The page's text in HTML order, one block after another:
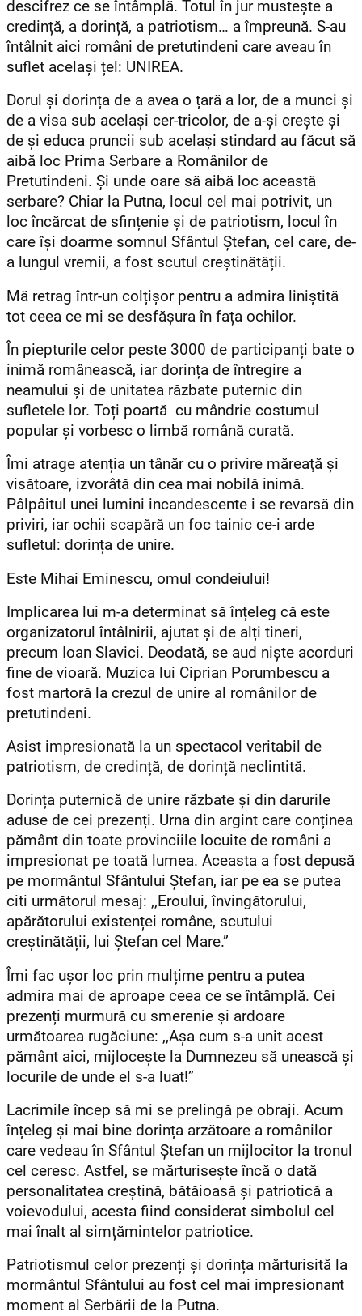
descifrez ce se întâmplă. Totul în jur mustește a
credință, a dorință, a patriotism… a împreună. S-au
întâlnit aici români de pretutindeni care aveau în
suflet același țel: UNIREA.
Dorul și dorința de a avea o țară a lor, de a munci și
de a visa sub același cer-tricolor, de a-și crește și
de și educa pruncii sub același stindard au făcut să
aibă loc Prima Serbare a Românilor de
Pretutindeni. Și unde oare să aibă loc această
serbare? Chiar la Putna, locul cel mai potrivit, un
loc încărcat de sfințenie și de patriotism, locul în
care își doarme somnul Sfântul Ștefan, cel care, de-
a lungul vremii, a fost scutul creștinătății.
Mă retrag într-un colțișor pentru a admira liniștită
tot ceea ce mi se desfășura în fața ochilor.
În piepturile celor peste 3000 de participanți bate o
inimă românească, iar dorința de întregire a
neamului și de unitatea răzbate puternic din
sufletele lor. Toți poartă cu mândrie costumul
popular și vorbesc o limbă română curată.
Îmi atrage atenția un tânăr cu o privire măreaţă şi
visătoare, izvorâtă din cea mai nobilă inimă.
Pâlpâitul unei lumini incandescente i se revarsă din
priviri, iar ochii scapără un foc tainic ce-i arde
sufletul: dorința de unire.
Este Mihai Eminescu, omul condeiului!
Implicarea lui m-a determinat să înțeleg că este
organizatorul întâlnirii, ajutat și de alți tineri,
precum Ioan Slavici. Deodată, se aud niște acorduri
fine de vioară. Muzica lui Ciprian Porumbescu a
fost martoră la crezul de unire al românilor de
pretutindeni.
Asist impresionată la un spectacol veritabil de
patriotism, de credință, de dorință neclintită.
Dorința puternică de unire răzbate și din darurile
aduse de cei prezenți. Urna din argint care conținea
pământ din toate provinciile locuite de români a
impresionat pe toată lumea. Aceasta a fost depusă
pe mormântul Sfântului Ștefan, iar pe ea se putea
citi următorul mesaj: ,,Eroului, învingătorului,
apărătorului existenței române, scutului
creștinătății, lui Ștefan cel Mare.”
Îmi fac ușor loc prin mulțime pentru a putea
admira mai de aproape ceea ce se întâmplă. Cei
prezenți murmură cu smerenie și ardoare
următoarea rugăciune: ,,Așa cum s-a unit acest
pământ aici, mijlocește la Dumnezeu să unească și
locurile de unde el s-a luat!”
Lacrimile încep să mi se prelingă pe obraji. Acum
înțeleg și mai bine dorința arzătoare a românilor
care vedeau în Sfântul Ștefan un mijlocitor la tronul
cel ceresc. Astfel, se mărturisește încă o dată
personalitatea creștină, bătăioasă și patriotică a
voievodului, acesta fiind considerat simbolul cel
mai înalt al simțămintelor patriotice.
Patriotismul celor prezenți și dorința mărturisită la
mormântul Sfântului au fost cel mai impresionant
moment al Serbării de la Putna.